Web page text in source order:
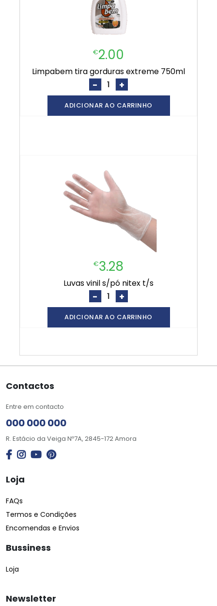
€2.00
limpabem tira gorduras extreme 750ml
- +
ADICIONAR AO CARRINHO
€3.28
luvas vinil s/pó nitex t/s
- +
ADICIONAR AO CARRINHO
Contactos
Entre em contacto
000 000 000
R. Estácio da Veiga Nº7A, 2845-172 Amora
Loja
FAQs
Termos e Condições
Encomendas e Envios
Bussiness
Loja
Newsletter